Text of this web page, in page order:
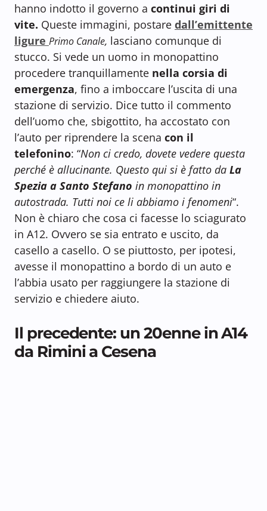
hanno indotto il governo a continui giri di
vite. Queste immagini, postare dall’emittente
ligure Primo Canale, lasciano comunque di
stucco. Si vede un uomo in monopattino
procedere tranquillamente nella corsia di
emergenza, fino a imboccare l’uscita di una
stazione di servizio. Dice tutto il commento
dell’uomo che, sbigottito, ha accostato con
l’auto per riprendere la scena con il
telefonino: “Non ci credo, dovete vedere questa
perché è allucinante. Questo qui si è fatto da La
Spezia a Santo Stefano in monopattino in
autostrada. Tutti noi ce li abbiamo i fenomeni“.
Non è chiaro che cosa ci facesse lo sciagurato
in A12. Ovvero se sia entrato e uscito, da
casello a casello. O se piuttosto, per ipotesi,
avesse il monopattino a bordo di un auto e
l’abbia usato per raggiungere la stazione di
servizio e chiedere aiuto.
Il precedente: un 20enne in A14
da Rimini a Cesena